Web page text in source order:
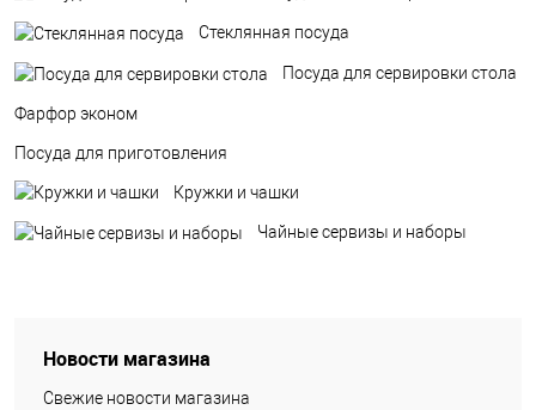
Стеклянная посуда
Посуда для сервировки стола
Фарфор эконом
Посуда для приготовления
Кружки и чашки
Чайные сервизы и наборы
Новости магазина
Свежие новости магазина